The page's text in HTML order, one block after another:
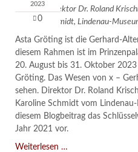
2023
0
Text von Direktor Dr. Roland
Karoline Schmidt, Lindenau-
Asta Gröting ist die Gerhard-
diesem Rahmen ist im
20. August bis 31. Oktober
Gröting. Das Wesen von x –
sehen. Direktor Dr. Roland
Karoline Schmidt vom
diesem Blogbeitrag das
Jahr 2021 vor.
Weiterlesen …